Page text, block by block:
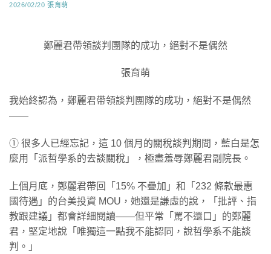
2026/02/20 張育萌
鄭麗君帶領談判團隊的成功，絕對不是偶然
張育萌
我始終認為，鄭麗君帶領談判團隊的成功，絕對不是偶然
——
① 很多人已經忘記，這 10 個月的關稅談判期間，藍白是怎
麼用「派哲學系的去談關稅」，極盡羞辱鄭麗君副院長。
上個月底，鄭麗君帶回「15% 不疊加」和「232 條款最惠
國待遇」的台美投資 MOU，她還是謙虛的說，「批評、指
教跟建議」都會詳細閱讀——但平常「罵不還口」的鄭麗
君，堅定地說「唯獨這一點我不能認同，說哲學系不能談
判。」